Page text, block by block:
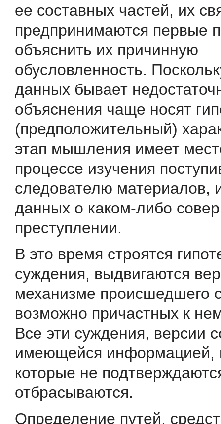
ее составных частей, их
предпринимаются первые
объяснить их причинную
обусловленность.
данных бывает
объяснения чаще носят
(предположительный)
этап мышления имеет
процессе изу­чения
следователю материалов,
данных о каком-либо
преступлении.
В это время строятся
суждения, выдвигаются
механизме происшедшего
возможно причастных к
Все эти суждения, версии
имеющейся информацией,
которые не
отбрасываются.
Определение путей,